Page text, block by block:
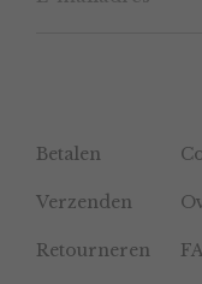
Betalen
Verzenden
Retourneren